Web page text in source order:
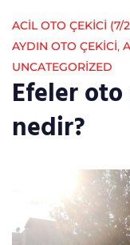
ACİL OTO ÇEKİCİ (7/
AYDIN OTO ÇEKICI,
UNCATEGORIZED
Efeler oto
nedir?